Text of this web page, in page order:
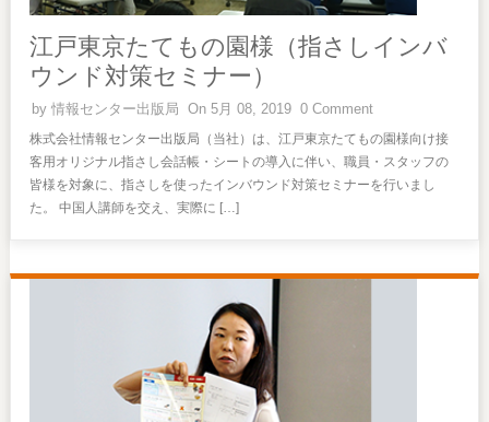
江戸東京たてもの園様（指さしインバ
ウンド対策セミナー）
by情報センター出版局 On 5月 08, 2019 0 Comment
株式会社情報センター出版局（当社）は、江戸東京たてもの園様向け接
客用オリジナル指さし会話帳・シートの導入に伴い、職員・スタッフの
皆様を対象に、指さしを使ったインバウンド対策セミナーを行いまし
た。 中国人講師を交え、実際に […]